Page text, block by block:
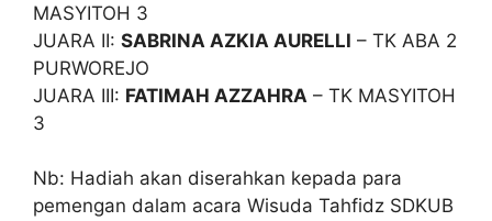
MASYITOH 3
JUARA II: SABRINA AZKIA AURELLI – TK ABA 2
PURWOREJO
JUARA III: FATIMAH AZZAHRA – TK MASYITOH
3
Nb: Hadiah akan diserahkan kepada para
pemengan dalam acara Wisuda Tahfidz SDKUB